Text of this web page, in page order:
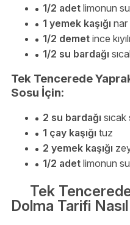
1/2 adet limonun
1 yemek kaşığı nar
1/2 demet ince
1/2 su bardağı
Tek Tencerede
Sosu İçin:
2 su bardağı sıcak
1 çay kaşığı tuz
2 yemek kaşığı
1/2 adet limonun
Tek
Dolma Tarifi Nasıl